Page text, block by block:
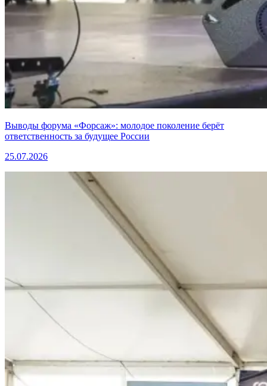
Выводы форума «Форсаж»: молодое поколение берёт
ответственность за будущее России
25.07.2026